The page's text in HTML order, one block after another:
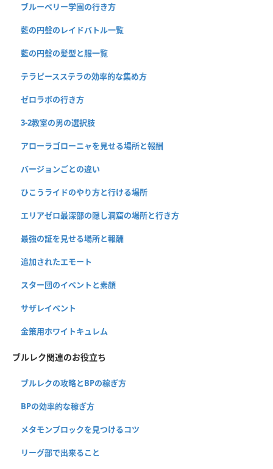
ブルーベリー学園の行き方
藍の円盤のレイドバトル一覧
藍の円盤の髪型と服一覧
テラピースステラの効率的な集め方
ゼロラボの行き方
3-2教室の男の選択肢
アローラゴローニャを見せる場所と報酬
バージョンごとの違い
ひこうライドのやり方と行ける場所
エリアゼロ最深部の隠し洞窟の場所と行き方
最強の証を見せる場所と報酬
追加されたエモート
スター団のイベントと素顔
サザレイベント
金策用ホワイトキュレム
ブルレク関連のお役立ち
ブルレクの攻略とBPの稼ぎ方
BPの効率的な稼ぎ方
メタモンブロックを見つけるコツ
リーグ部で出来ること